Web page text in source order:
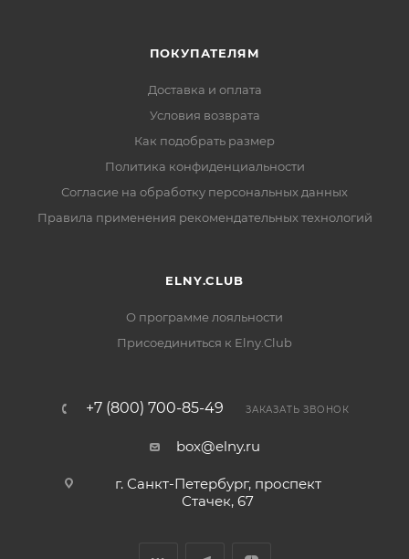
ПОКУПАТЕЛЯМ
Доставка и оплата
Условия возврата
Как подобрать размер
Политика конфиденциальности
Согласие на обработку персональных данных
Правила применения рекомендательных технологий
ELNY.CLUB
О программе лояльности
Присоединиться к Elny.Club
+7 (800) 700-85-49 ЗАКАЗАТЬ ЗВОНОК
box@elny.ru
г. Санкт-Петербург, проспект
Стачек, 67